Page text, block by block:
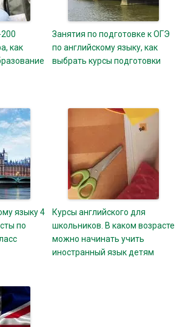
как
Занятия по подготовке к ОГЭ
по английскому языку, как
выбрать курсы подготовки
языку 4
по
Курсы английского для
школьников. В каком возрасте
можно начинать учить
иностранный язык детям